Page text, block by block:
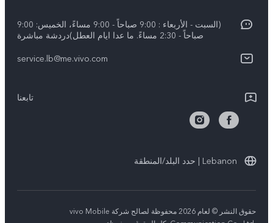
كل الموديلات
Funtouch OS
تعلیمات الضمان
بيان الخصوصية بشأن خدمة العملاء
الأخبار
الإشعارات القانونية
مركز الخصوصية لدى vivo
الاستدامة
(السبت - الأربعاء : 9:00 صباحاً - 9:00 مساءً، الخميس: 9:00
صباحاً - 2:30 مساءً. ما عدا ايام العطل)دردشة مباشرة
service.lb@me.vivo.com
تابعنا
Lebanon | حدد البلد/المنطقة
حقوق النشر © لعام 2026 محفوظة لصالح شركة vivo Mobile